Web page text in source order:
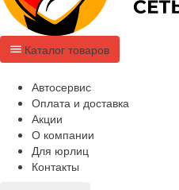
Каталог товаров
Автосервис
Оплата и доставка
Акции
О компании
Для юрлиц
Контакты